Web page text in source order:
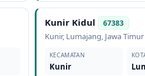
Kunir Kidul 67383
Kunir, Lumajang, Jawa Timur
KECAMATAN
Kunir